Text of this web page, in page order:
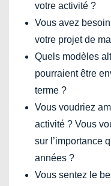
votre activité ?
Vous avez
votre projet de
Quels modèles
pourraient être
terme ?
Vous voudriez
activité ? Vous
sur l’importance
années ?
Vous sentez le